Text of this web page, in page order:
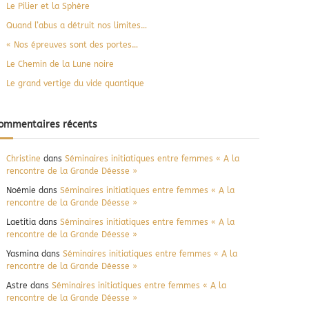
Le Pilier et la Sphère
Quand l’abus a détruit nos limites…
« Nos épreuves sont des portes…
Le Chemin de la Lune noire
Le grand vertige du vide quantique
récents
Christine dansSéminaires initiatiques entre femmes « A la
rencontre de la Grande Déesse »
Noémie dansSéminaires initiatiques entre femmes « A la
rencontre de la Grande Déesse »
Laetitia dansSéminaires initiatiques entre femmes « A la
rencontre de la Grande Déesse »
Yasmina dansSéminaires initiatiques entre femmes « A la
rencontre de la Grande Déesse »
Astre dansSéminaires initiatiques entre femmes « A la
rencontre de la Grande Déesse »